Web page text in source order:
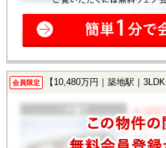
会員限定 【10,480万円｜築地駅｜3LDK